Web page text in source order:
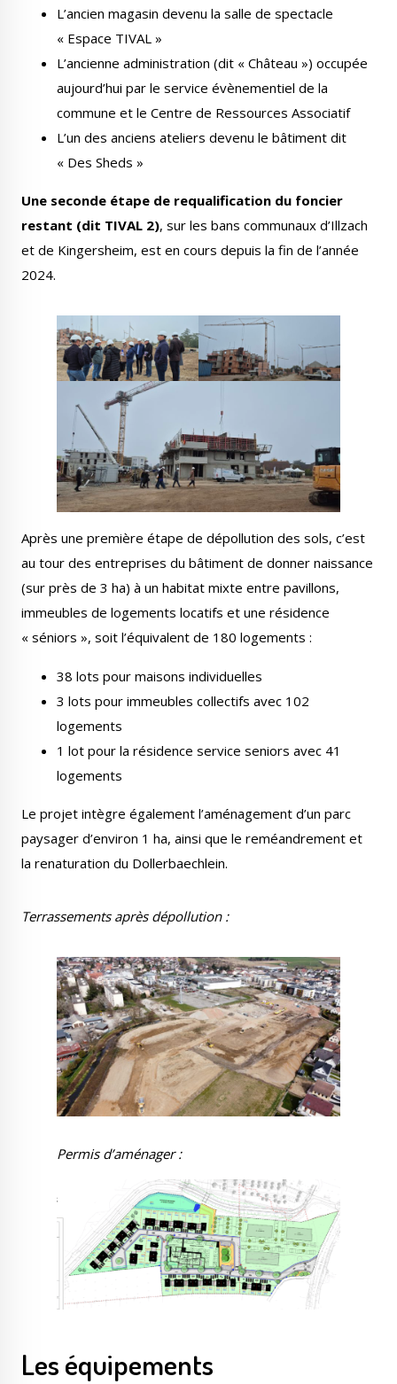
L’ancien magasin devenu la salle de spectacle
« Espace TIVAL »
L’ancienne administration (dit « Château ») occupée
aujourd’hui par le service évènementiel de la
commune et le Centre de Ressources Associatif
L’un des anciens ateliers devenu le bâtiment dit
« Des Sheds »
Une seconde étape de requalification du foncier
restant (dit TIVAL 2), sur les bans communaux d’Illzach
et de Kingersheim, est en cours depuis la fin de l’année
2024.
Après une première étape de dépollution des sols, c’est
au tour des entreprises du bâtiment de donner naissance
(sur près de 3 ha) à un habitat mixte entre pavillons,
immeubles de logements locatifs et une résidence
« séniors », soit l’équivalent de 180 logements :
38 lots pour maisons individuelles
3 lots pour immeubles collectifs avec 102
logements
1 lot pour la résidence service seniors avec 41
logements
Le projet intègre également l’aménagement d’un parc
paysager d’environ 1 ha, ainsi que le reméandrement et
la renaturation du Dollerbaechlein.
Terrassements après dépollution :
Permis d’aménager :
Les équipements